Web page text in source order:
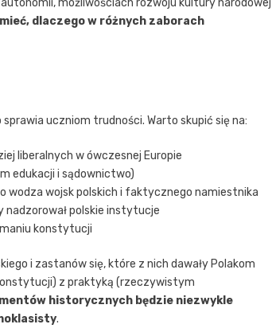
dlaczego w różnych zaborach
uczniom trudności. Warto skupić się na:
liberalnych w ówczesnej Europie
edukacji i sądownictwo)
wodza wojsk polskich i faktycznego namiestnika
nadzorował polskie instytucje
konstytucji
i zastanów się, które z nich dawały Polakom
z praktyką (rzeczywistym
historycznych będzie niezwykle
.